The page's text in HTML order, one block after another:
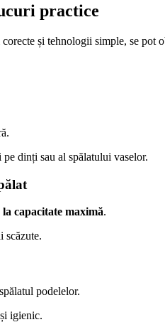
practice
și tehnologii simple, se pot
dinți sau al spălatului vaselor.
capacitate maximă.
scăzute.
podelelor.
igienic.